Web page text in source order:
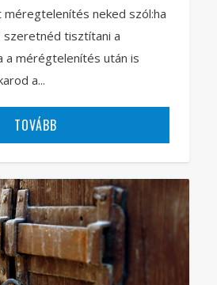
méregtelenítés neked szól:ha
szeretnéd tisztítani a
mérégtelenítés után is
a...
TOVÁBB